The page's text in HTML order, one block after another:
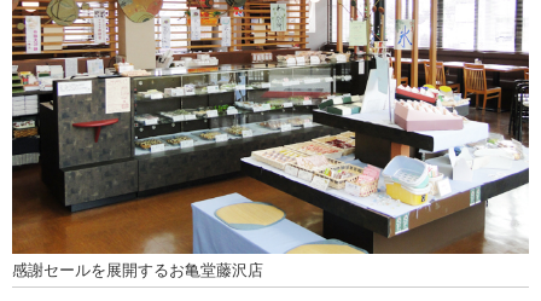
感謝セールを展開するお亀堂藤沢店